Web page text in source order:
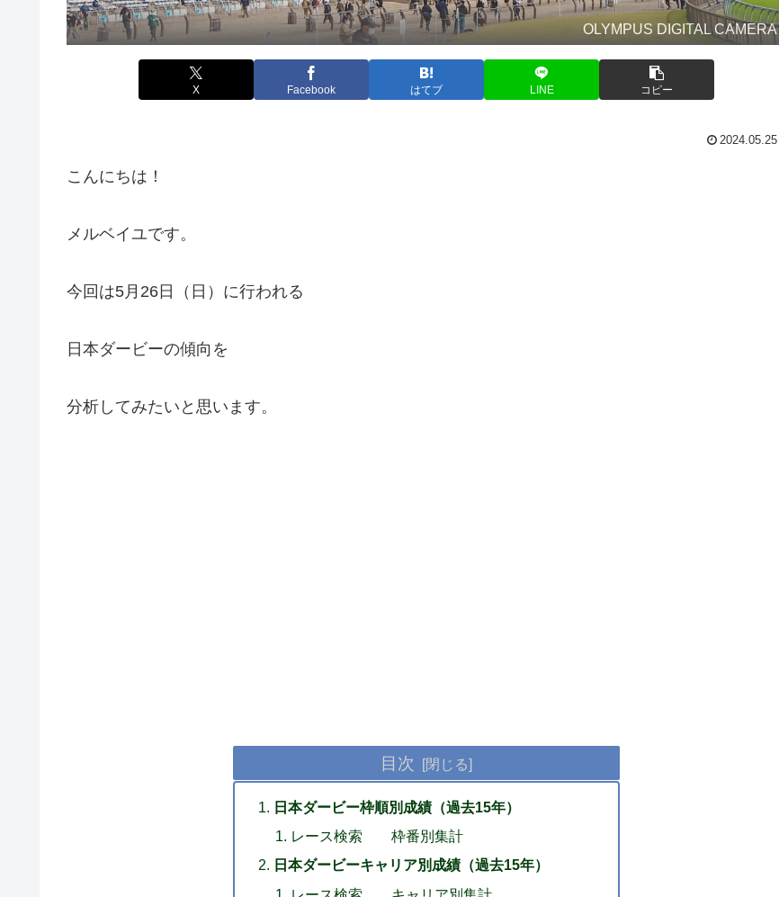
OLYMPUS DIGITAL CAMERA
X Facebook はてブ LINE コピー
2024.05.25
こんにちは！
メルベイユです。
今回は5月26日（日）に行われる
日本ダービーの傾向を
分析してみたいと思います。
目次
日本ダービー枠順別成績（過去15年）
レース検索 枠番別集計
日本ダービーキャリア別成績（過去15年）